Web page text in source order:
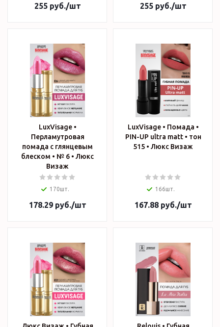
255руб./шт 255руб./шт
LuxVisage •
Перламутровая
помада с глянцевым
блеском • № 6 • Люкс
Визаж
170шт.
178.29руб./шт
LuxVisage • Помада •
PIN-UP ultra matt • тон
515 • Люкс Визаж
166шт.
167.88руб./шт